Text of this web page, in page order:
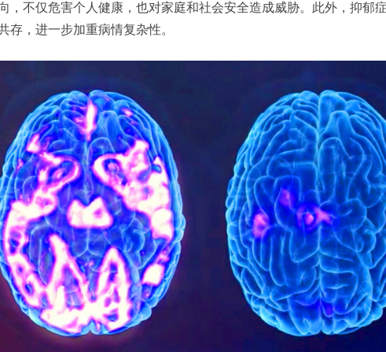
，不仅危害个人健康，也对家庭和社会安全造成威胁。此外，抑郁
存，进一步加重病情复杂性。